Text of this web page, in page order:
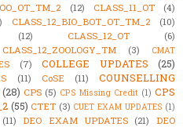
(12) CLASS_11_OT
(4)
CLASS_12_BIO_BOT_OT_TM_2
(10)
(12) CLASS_12_OT
(6)
CLASS_12_ZOOLOGY_TM (3)
CMAT
(7) COLLEGE UPDATES (25)
(11) CoSE (11)
COUNSELLING
(28) CPS (5) CPS Missing Credit (1) CPS
(55) CTET (3) CUET EXAM UPDATES (1)
(11) DEO EXAM UPDATES (21)
DEO